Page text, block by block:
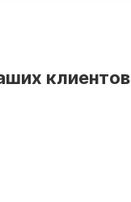
клиентов